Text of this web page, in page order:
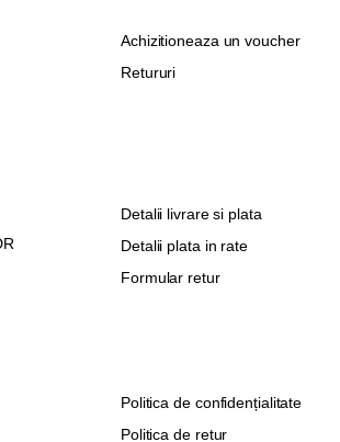
Achizitioneaza un voucher
Retururi
Detalii livrare si plata
Detalii plata in rate
Formular retur
Politica de confidențialitate
Politica de retur